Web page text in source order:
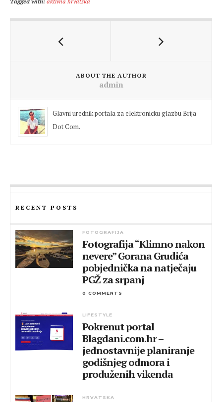
ABOUT THE AUTHOR
admin
Glavni urednik portala za elektronicku glazbu Brija
Dot Com.
RECENT POSTS
FOTOGRAFIJA
Fotografija “Klimno nakon
nevere” Gorana Grudića
pobjednička na natječaju
PGŽ za srpanj
0 COMMENTS
LIFESTYLE
Pokrenut portal
Blagdani.com.hr –
jednostavnije planiranje
godišnjeg odmora i
produženih vikenda
HRVATSKA